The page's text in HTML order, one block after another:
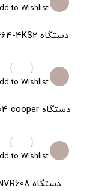
to Wishlist
دستگاه NS-5464-4KS2
to Wishlist
دستگاه XVR1B04 cooper
to Wishlist
دستگاه DH-NVR608